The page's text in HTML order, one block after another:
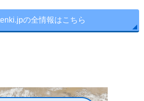
の全情報はこちら